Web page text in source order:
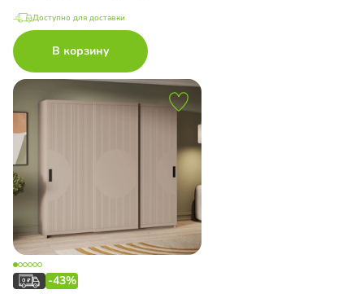
Доступно для доставки
В корзину
-43%